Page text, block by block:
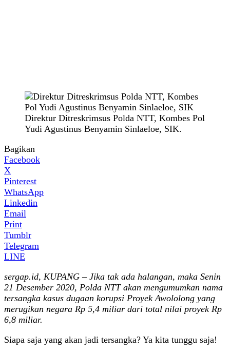
Direktur Ditreskrimsus Polda NTT, Kombes Pol
Yudi Agustinus Benyamin Sinlaeloe, SIK.
Bagikan
Facebook
X
Pinterest
WhatsApp
Linkedin
Email
Print
Tumblr
Telegram
LINE
sergap.id, KUPANG – Jika tak ada halangan, maka Senin
21 Desember 2020, Polda NTT akan mengumumkan nama
tersangka kasus dugaan korupsi Proyek Awololong yang
merugikan negara Rp 5,4 miliar dari total nilai proyek Rp
6,8 miliar.
Siapa saja yang akan jadi tersangka? Ya kita tunggu saja!